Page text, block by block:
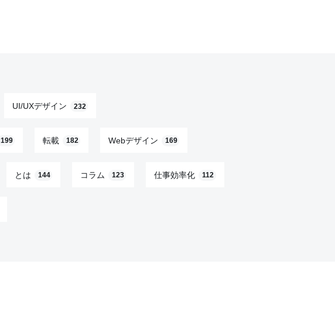
UI/UXデザイン 232
199 転載 182 Webデザイン 169
とは 144 コラム 123 仕事効率化 112